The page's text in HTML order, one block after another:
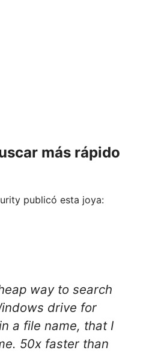
más rápido
publicó esta joya:
way to search
drive for
a file name, that I
50x faster than